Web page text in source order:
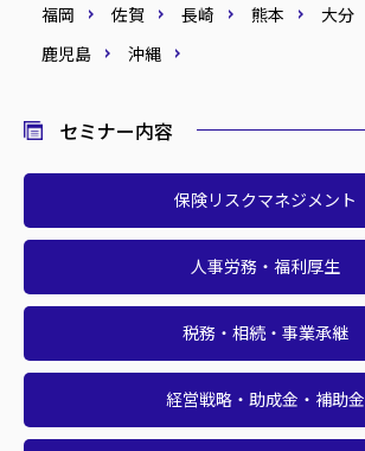
福岡 佐賀 長崎 熊本 大分
鹿児島
沖縄
セミナー内容
保険リスクマネジメント
人事労務・福利厚生
税務・相続・事業承継
経営戦略・助成金・補助金